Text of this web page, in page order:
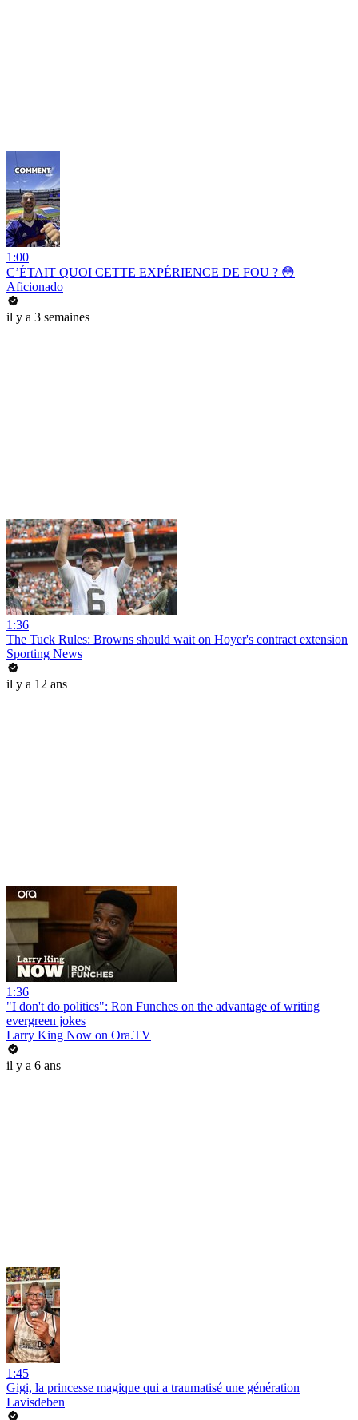
1:00
C’ÉTAIT QUOI CETTE EXPÉRIENCE DE FOU ? 😳
Aficionado
il y a 3 semaines
1:36
The Tuck Rules: Browns should wait on Hoyer's contract extension
Sporting News
il y a 12 ans
1:36
"I don't do politics": Ron Funches on the advantage of writing
evergreen jokes
Larry King Now on Ora.TV
il y a 6 ans
1:45
Gigi, la princesse magique qui a traumatisé une génération
Lavisdeben